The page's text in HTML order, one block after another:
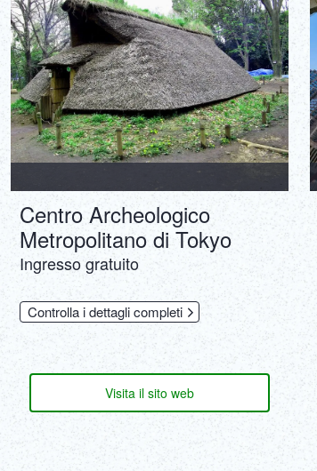
Centro Archeologico
Metropolitano di Tokyo
Ingresso gratuito
Controlla i dettagli completi
Visita il sito web